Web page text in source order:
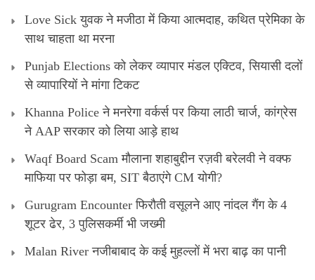
Love Sick युवक ने मजीठा में किया आत्मदाह, कथित प्रेमिका के
साथ चाहता था मरना
Punjab Elections को लेकर व्यापार मंडल एक्टिव, सियासी दलों
से व्यापारियों ने मांगा टिकट
Khanna Police ने मनरेगा वर्कर्स पर किया लाठी चार्ज, कांग्रेस
ने AAP सरकार को लिया आड़े हाथ
Waqf Board Scam मौलाना शहाबुद्दीन रज़वी बरेलवी ने वक्फ
माफिया पर फोड़ा बम, SIT बैठाएंगे CM योगी?
Gurugram Encounter फिरौती वसूलने आए नांदल गैंग के 4
शूटर ढेर, 3 पुलिसकर्मी भी जख्मी
Malan River नजीबाबाद के कई मुहल्लों में भरा बाढ़ का पानी